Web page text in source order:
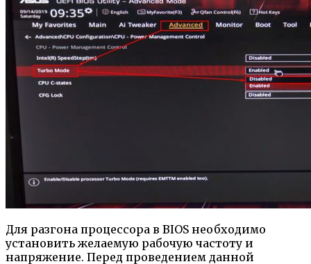
Для разгона процессора в BIOS необходимо
установить желаемую рабочую частоту и
напряжение. Перед проведением данной